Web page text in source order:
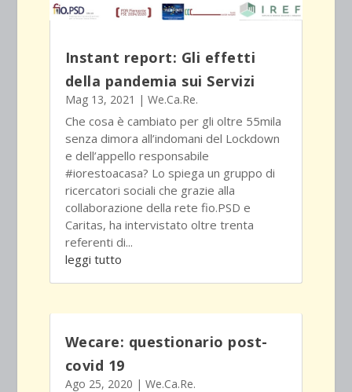
Instant report: Gli effetti
della pandemia sui Servizi
Mag 13, 2021 | We.Ca.Re.
Che cosa è cambiato per gli oltre 55mila
senza dimora all’indomani del Lockdown
e dell’appello responsabile
#iorestoacasa? Lo spiega un gruppo di
ricercatori sociali che grazie alla
collaborazione della rete fio.PSD e
Caritas, ha intervistato oltre trenta
referenti di...
leggi tutto
Wecare: questionario post-
covid 19
Ago 25, 2020 | We.Ca.Re.